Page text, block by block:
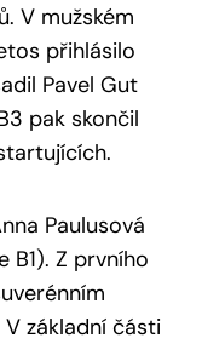
V mužském
přihlásilo
Pavel Gut
pak skončil
Paulusová
B1). Z prvního
základní části